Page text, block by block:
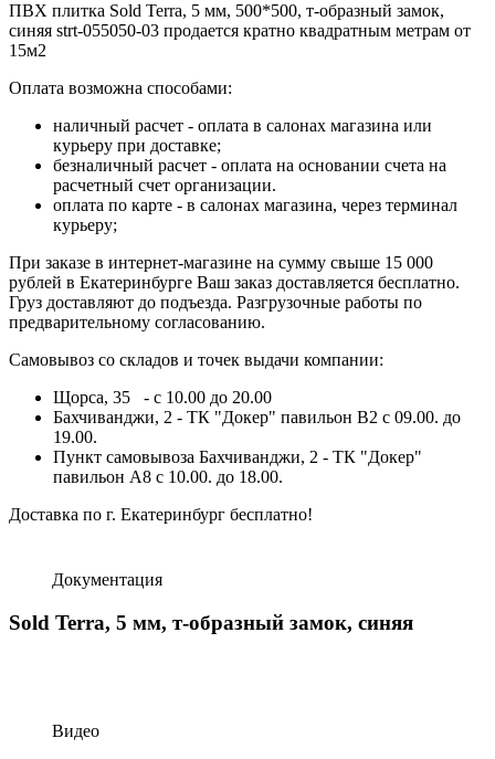
ПВХ плитка Sold Terra, 5 мм, 500*500, т-образный замок,
синяя strt-055050-03 продается кратно квадратным метрам от
15м2
Оплата возможна способами:
наличный расчет - оплата в салонах магазина или
курьеру при доставке;
безналичный расчет - оплата на основании счета на
расчетный счет организации.
оплата по карте - в салонах магазина, через терминал
курьеру;
При заказе в интернет-магазине на сумму свыше 15 000
рублей в Екатеринбурге Ваш заказ доставляется бесплатно.
Груз доставляют до подъезда. Разгрузочные работы по
предварительному согласованию.
Самовывоз со складов и точек выдачи компании:
Щорса, 35 - с 10.00 до 20.00
Бахчиванджи, 2 - ТК "Докер" павильон B2 с 09.00. до
19.00.
Пункт самовывоза Бахчиванджи, 2 - ТК "Докер"
павильон А8 с 10.00. до 18.00.
Доставка по г. Екатеринбург бесплатно!
Документация
Sold Terra, 5 мм, т-образный замок, синяя
Видео